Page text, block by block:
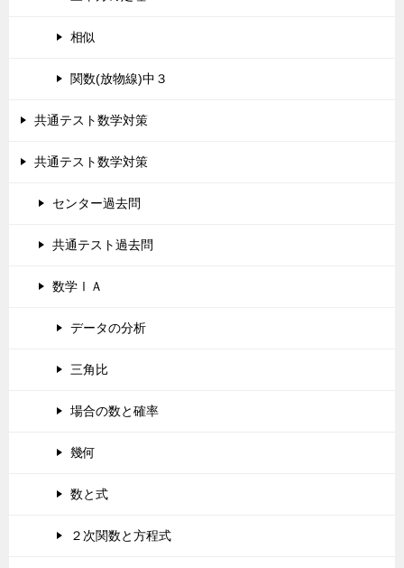
相似
関数(放物線)中３
共通テスト数学対策
共通テスト数学対策
センター過去問
共通テスト過去問
数学ⅠＡ
データの分析
三角比
場合の数と確率
幾何
数と式
２次関数と方程式